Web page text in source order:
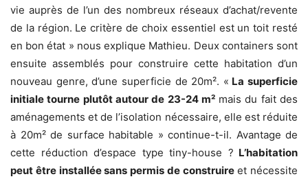
vie auprès de l’un des nombreux réseaux d’achat/revente
de la région. Le critère de choix essentiel est un toit resté
en bon état » nous explique Mathieu. Deux containers sont
ensuite assemblés pour construire cette habitation d’un
nouveau genre, d’une superficie de 20m². « La superficie
initiale tourne plutôt autour de 23-24 m²mais du fait des
aménagements et de l’isolation nécessaire, elle est réduite
à 20m² de surface habitable » continue-t-il. Avantage de
cette réduction d’espace type tiny-house ? L’habitation
peut être installée sans permis de construireet nécessite